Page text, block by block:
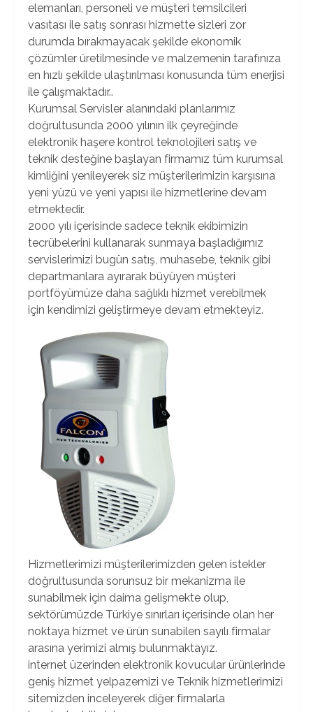
elemanları, personeli ve müşteri temsilcileri
vasıtası ile satış sonrası hizmette sizleri zor
durumda bırakmayacak şekilde ekonomik
çözümler üretilmesinde ve malzemenin tarafınıza
en hızlı şekilde ulaştırılması konusunda tüm enerjisi
ile çalışmaktadır..
Kurumsal Servisler alanındaki planlarımız
doğrultusunda 2000 yılının ilk çeyreğinde
elektronik haşere kontrol teknolojileri satış ve
teknik desteğine başlayan firmamız tüm kurumsal
kimliğini yenileyerek siz müşterilerimizin karşısına
yeni yüzü ve yeni yapısı ile hizmetlerine devam
etmektedir.
2000 yılı içerisinde sadece teknik ekibimizin
tecrübelerini kullanarak sunmaya başladığımız
servislerimizi bugün satış, muhasebe, teknik gibi
departmanlara ayırarak büyüyen müşteri
portföyümüze daha sağlıklı hizmet verebilmek
için kendimizi geliştirmeye devam etmekteyiz.
Hizmetlerimizi müşterilerimizden gelen istekler
doğrultusunda sorunsuz bir mekanizma ile
sunabilmek için daima gelişmekte olup,
sektörümüzde Türkiye sınırları içerisinde olan her
noktaya hizmet ve ürün sunabilen sayılı firmalar
arasına yerimizi almış bulunmaktayız.
internet üzerinden elektronik kovucular ürünlerinde
geniş hizmet yelpazemizi ve Teknik hizmetlerimizi
sitemizden inceleyerek diğer firmalarla